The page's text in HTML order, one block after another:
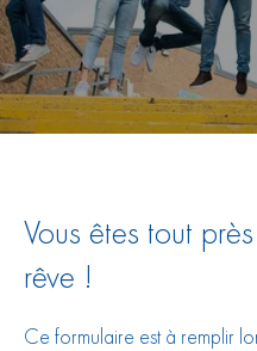
Vous êtes tout
rêve !
Ce formulaire est à remplir